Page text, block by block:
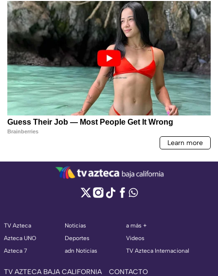
TV Azteca
Azteca UNO
Azteca 7
Noticias
Deportes
adn Noticias
a más +
Videos
TV Azteca Internacional
TV AZTECA BAJA CALIFORNIA CONTACTO